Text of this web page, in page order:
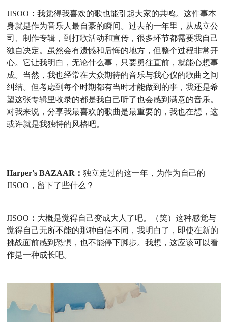
JISOO ：我觉得我喜欢的歌也能引起大家的共鸣。这件事本
身就是作为音乐人最自豪的瞬间。过去的一年里，从成立公
司、制作专辑，到打歌活动和宣传，很多环节都需要我自己
独自决定。虽然会有遗憾和后悔的地方，但整个过程非常开
心。它让我明白，无论什么事 ， 只要勇往直前， 就能心想事
成。当然，我也经常在大众期待的音乐与我心仪的歌曲之间
纠结。但考虑到每个时期都有当时才能做到的事，我还是希
望这张专辑里收录的都是我自己听了也会感到满意的音乐。
对我来说，分享我最喜欢的歌曲是最重要的，我也在想，这
或许就是我独特的风格吧。
Harper's BAZAAR：独立走过的这一年，为作为自己的
JISOO ，留下了些什么？
JISOO ： 大概是觉得自己变成大人了吧。（笑）这种感觉与
觉得自己无所不能的那种自信不同，我明白了，即使在新的
挑战面前感到恐惧，也不能停下脚步。我想，这应该可以看
作是一种成长吧。